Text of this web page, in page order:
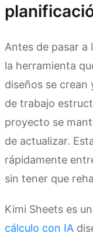
Antes de pasar a
la herramienta
diseños se
de trabajo
proyecto se
de actualizar.
rápidamente
sin tener que
Kimi Sheets es
cálculo con IA